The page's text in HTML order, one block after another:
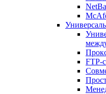
FTP-